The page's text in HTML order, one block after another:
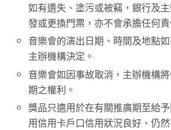
如有遺失、塗污或被竊，銀行及
發或更換門票，亦不會承擔任何責
音樂會的演出日期、時間及地點
主辦機構決定。
音樂會如因事故取消，主辦機構
期之權利。
獎品只適用於在有關推廣期至給
用信用卡戶口信用狀況良好、仍